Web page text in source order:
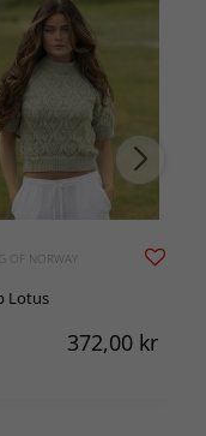
OF NORWAY
Lotus
372,00 kr